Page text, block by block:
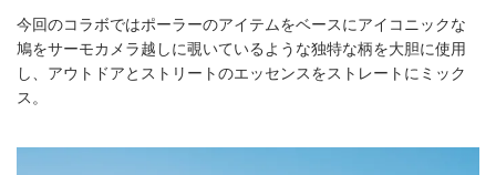
今回のコラボではポーラーのアイテムをベースにアイコニックな
鳩をサーモカメラ越しに覗いているような独特な柄を大胆に使用
し、アウトドアとストリートのエッセンスをストレートにミック
ス。